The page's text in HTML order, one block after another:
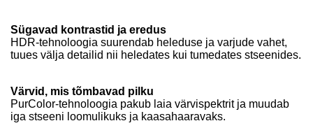
Sügavad kontrastid ja eredus
HDR-tehnoloogia suurendab heleduse ja varjude vahet,
tuues välja detailid nii heledates kui tumedates stseenides.
Värvid, mis tõmbavad pilku
PurColor-tehnoloogia pakub laia värvispektrit ja muudab
iga stseeni loomulikuks ja kaasahaaravaks.